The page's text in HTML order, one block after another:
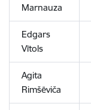
Marnauza
Edgars
Vītols
Agita
Rimšēviča